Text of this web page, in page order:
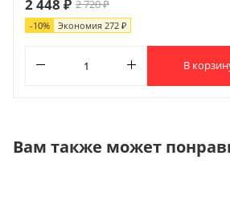
2 448 ₽ 2 720 ₽
-10% Экономия 272 ₽
В
Вам также может